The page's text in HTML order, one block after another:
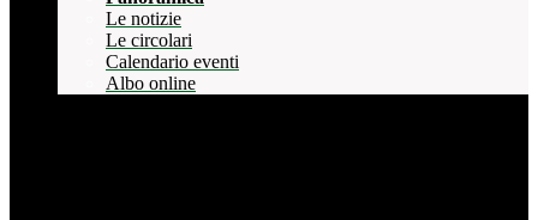
Le notizie
Le circolari
Calendario eventi
Albo online